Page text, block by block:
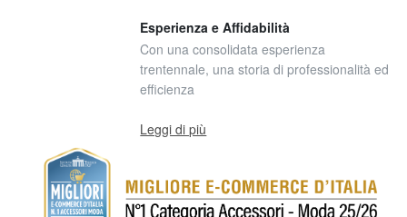
Esperienza e Affidabilità
Con una consolidata esperienza
trentennale, una storia di professionalità ed
efficienza
Leggi di più